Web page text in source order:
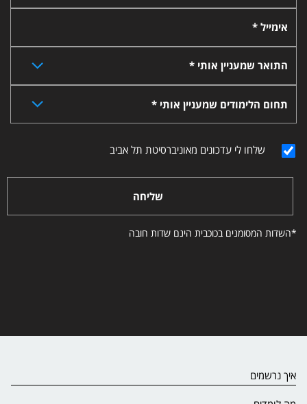
אימייל *
התואר שמעניין אותי *
תחום הלימודים שמעניין אותי *
שלחו לי עדכונים מאוניברסיטת תל אביב
שליחה
*השדות המסומנים בכוכבית הינם שדות חובה
איך נרשמים